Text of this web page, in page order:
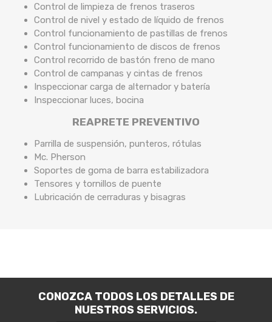
Control de limpieza de frenos traseros
Control de nivel y estado de líquido de frenos
Control funcionamiento de pastillas de frenos
Control funcionamiento de discos de frenos
Control recorrido de bastón freno de mano
Control de campanas y cintas de frenos
Inspeccionar carga de alternador y batería
Inspeccionar luces, bocina
REAPRETE PREVENTIVO
Parrilla de suspensión, punteros, rótulas
Mc. Pherson
Soportes de goma de barra estabilizadora
Tensores y tornillos de puente
Lubricación de cerraduras y bisagras
CONOZCA TODOS LOS DETALLES DE
NUESTROS SERVICIOS.